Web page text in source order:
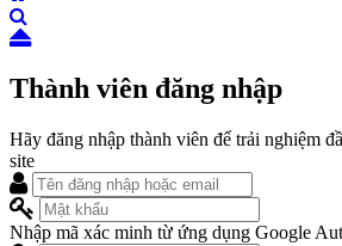
Thành viên đăng nhập
Hãy đăng nhập thành viên để trải nghiệm
site
Nhập mã xác minh từ ứng dụng Google